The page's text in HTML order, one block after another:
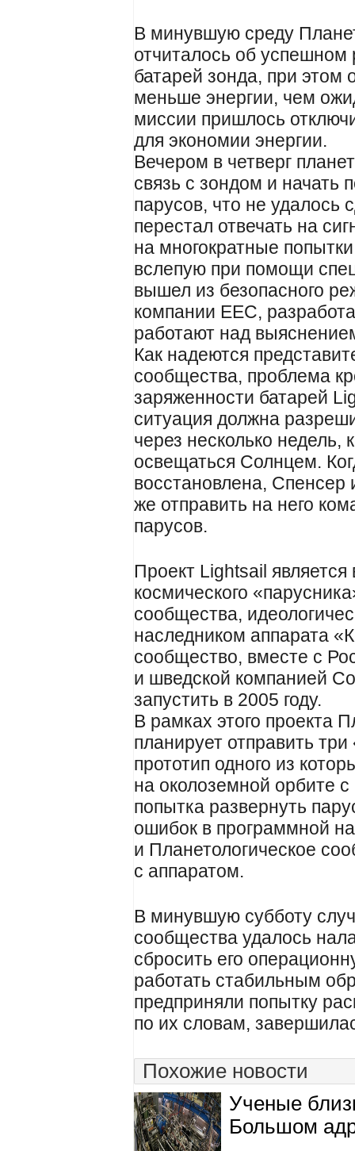
В минувшую среду
отчиталось об
батарей зонда, при этом
меньше энергии, чем
миссии пришлось
для экономии энергии.
Вечером в четверг
связь с зондом и начать
парусов, что не удалось
перестал отвечать на
на многократные
вслепую при помощи
вышел из безопасного
компании EEC,
работают над
Как надеются
сообщества, проблема
заряженности батарей
ситуация должна
через несколько недель,
освещаться Солнцем.
восстановлена, Спенсер
же отправить на него
парусов.
Проект Lightsail
космического
сообщества,
наследником аппарата
сообщество, вместе с
и шведской компанией
запустить в 2005 году.
В рамках этого проекта
планирует отправить
прототип одного из
на околоземной орбите
попытка развернуть
ошибок в программной
и Планетологическое
с аппаратом.
В минувшую субботу
сообщества удалось
сбросить его
работать стабильным
предприняли попытку
по их словам,
Похожие новости
Ученые
Большом